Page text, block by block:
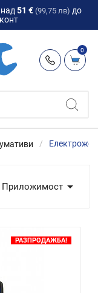
51 € (99,75 лв) до
0
Приложимост 
РАЗПРОДАЖБА!